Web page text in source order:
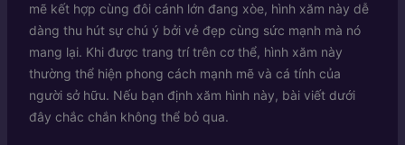
mẽ kết hợp cùng đôi cánh lớn đang xòe, hình xăm này dễ
dàng thu hút sự chú ý bởi vẻ đẹp cùng sức mạnh mà nó
mang lại. Khi được trang trí trên cơ thể, hình xăm này
thường thể hiện phong cách mạnh mẽ và cá tính của
người sở hữu. Nếu bạn định xăm hình này, bài viết dưới
đây chắc chắn không thể bỏ qua.